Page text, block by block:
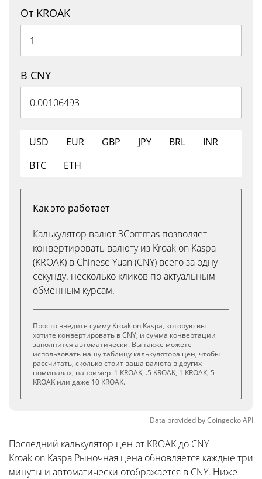
От KROAK
В CNY
USD EUR GBP JPY BRL
INR
BTC
ETH
Как это работает
Калькулятор валют 3Commas позволяет
конвертировать валюту из Kroak on Kaspa
(KROAK) в Chinese Yuan (CNY) всего за одну
секунду. несколько кликов по актуальным
обменным курсам.
Просто введите сумму Kroak on Kaspa, которую вы
хотите конвертировать в CNY, и сумма конвертации
заполнится автоматически. Вы также можете
использовать нашу таблицу калькулятора цен, чтобы
рассчитать, сколько стоит ваша валюта в других
номиналах, например .1 KROAK, .5 KROAK, 1 KROAK, 5
KROAK или даже 10 KROAK.
Data provided byCoingeckoAPI
Последний калькулятор цен от KROAK до CNY
Kroak on Kaspa Рыночная цена обновляется каждые три
минуты и автоматически отображается в CNY. Ниже